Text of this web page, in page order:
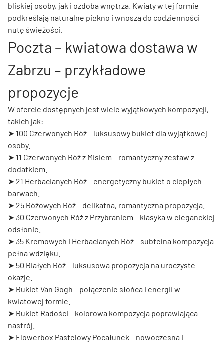
bliskiej osoby, jak i ozdoba wnętrza. Kwiaty w tej formie
podkreślają naturalne piękno i wnoszą do codzienności
nutę świeżości.
Poczta – kwiatowa dostawa w
Zabrzu – przykładowe
propozycje
W ofercie dostępnych jest wiele wyjątkowych kompozycji,
takich jak:
➤ 100 Czerwonych Róż– luksusowy bukiet dla wyjątkowej
osoby.
➤ 11 Czerwonych Róż z Misiem – romantyczny zestaw z
dodatkiem.
➤ 21 Herbacianych Róż– energetyczny bukiet o ciepłych
barwach.
➤ 25 Różowych Róż– delikatna, romantyczna propozycja.
➤ 30 Czerwonych Róż z Przybraniem – klasyka w eleganckiej
odsłonie.
➤ 35 Kremowych i Herbacianych Róż– subtelna kompozycja
pełna wdzięku.
➤ 50 Białych Róż– luksusowa propozycja na uroczyste
okazje.
➤ Bukiet Van Gogh – połączenie słońca i energii w
kwiatowej formie.
➤ Bukiet Radości – kolorowa kompozycja poprawiająca
nastrój.
➤ Flowerbox Pastelowy Pocałunek – nowoczesna i